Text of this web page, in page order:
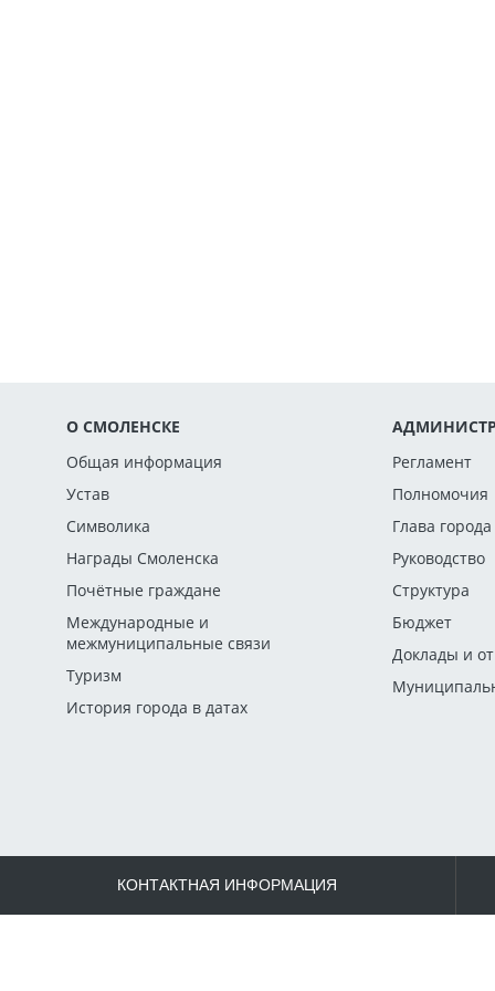
О СМОЛЕНСКЕ
Общая информация
Устав
Символика
Награды Смоленска
Почётные граждане
Международные и
межмуниципальные связи
Туризм
История города в датах
Регламент
Полномочия
Глава города
Руководство
Структура
Бюджет
Доклады и
КОНТАКТНАЯ ИНФОРМАЦИЯ